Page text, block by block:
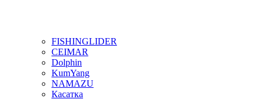
FISHINGLIDER
CEIMAR
Dolphin
KumYang
NAMAZU
Касатка